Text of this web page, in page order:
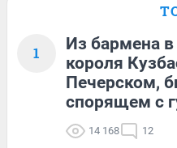
1
Из бармена в
короля
Печерском,
спорящем с
14 168 12